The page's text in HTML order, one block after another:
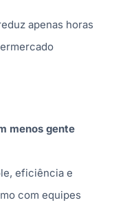
apenas horas
menos gente
eficiência e
com equipes